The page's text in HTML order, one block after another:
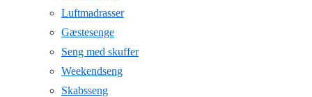
Luftmadrasser
Gæstesenge
Seng med skuffer
Weekendseng
Skabsseng